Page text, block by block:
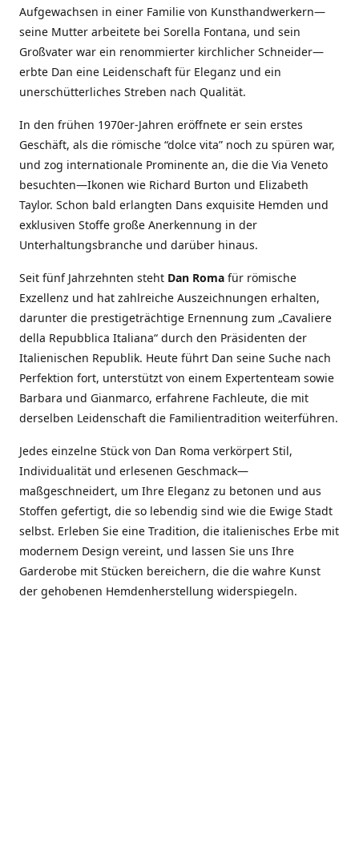
Aufgewachsen in einer Familie von Kunsthandwerkern—
seine Mutter arbeitete bei Sorella Fontana, und sein
Großvater war ein renommierter kirchlicher Schneider—
erbte Dan eine Leidenschaft für Eleganz und ein
unerschütterliches Streben nach Qualität.
In den frühen 1970er-Jahren eröffnete er sein erstes
Geschäft, als die römische “dolce vita” noch zu spüren war,
und zog internationale Prominente an, die die Via Veneto
besuchten—Ikonen wie Richard Burton und Elizabeth
Taylor. Schon bald erlangten Dans exquisite Hemden und
exklusiven Stoffe große Anerkennung in der
Unterhaltungsbranche und darüber hinaus.
Seit fünf Jahrzehnten steht Dan Roma für römische
Exzellenz und hat zahlreiche Auszeichnungen erhalten,
darunter die prestigeträchtige Ernennung zum „Cavaliere
della Repubblica Italiana“ durch den Präsidenten der
Italienischen Republik. Heute führt Dan seine Suche nach
Perfektion fort, unterstützt von einem Expertenteam sowie
Barbara und Gianmarco, erfahrene Fachleute, die mit
derselben Leidenschaft die Familientradition weiterführen.
Jedes einzelne Stück von Dan Roma verkörpert Stil,
Individualität und erlesenen Geschmack—
maßgeschneidert, um Ihre Eleganz zu betonen und aus
Stoffen gefertigt, die so lebendig sind wie die Ewige Stadt
selbst. Erleben Sie eine Tradition, die italienisches Erbe mit
modernem Design vereint, und lassen Sie uns Ihre
Garderobe mit Stücken bereichern, die die wahre Kunst
der gehobenen Hemdenherstellung widerspiegeln.